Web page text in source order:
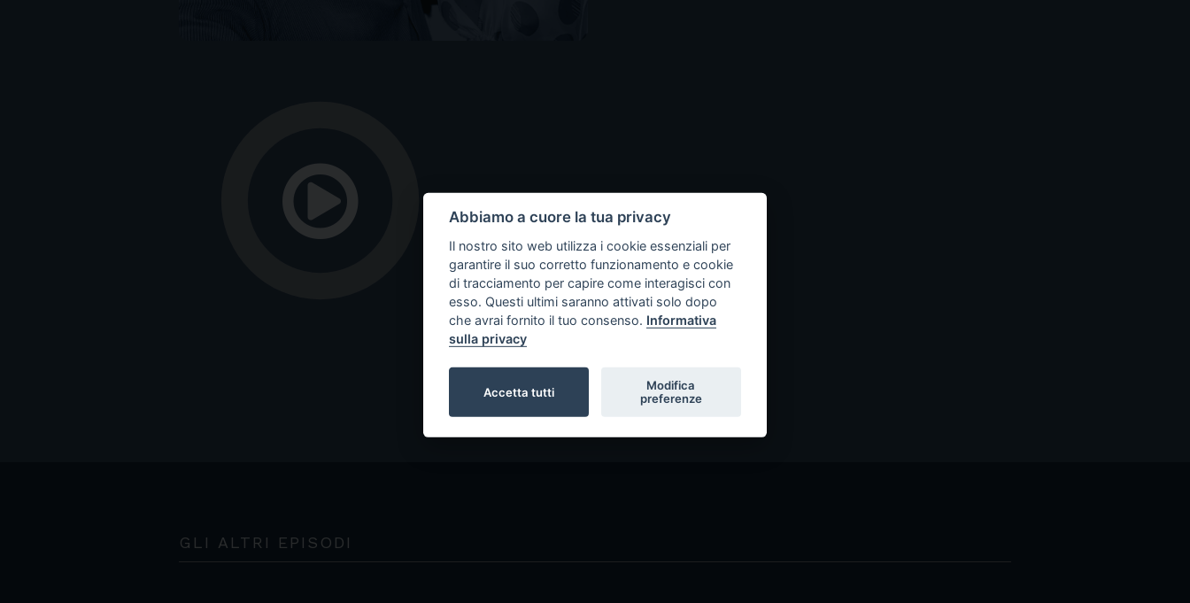
GLI ALTRI EPISODI
Abbiamo a cuore la tua privacy
Il nostro sito web utilizza i cookie essenziali per
garantire il suo corretto funzionamento e cookie
di tracciamento per capire come interagisci con
esso. Questi ultimi saranno attivati solo dopo
che avrai fornito il tuo consenso. Informativa
sulla privacy
Accetta tutti
Modifica
preferenze